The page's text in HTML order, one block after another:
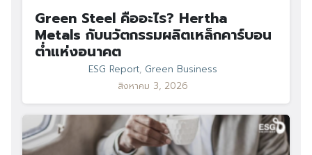
Green Steel คืออะไร? Hertha
Metals กับนวัตกรรมผลิตเหล็กคาร์บอน
ต่ำแห่งอนาคต
ESG Report, Green Business
สิงหาคม 3, 2026